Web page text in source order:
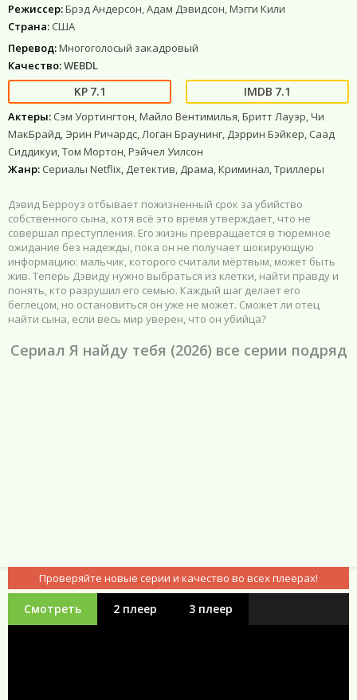
Режиссер:Брэд Андерсон, Адам Дэвидсон, Мэгги Кили
Страна: США
Перевод:Многоголосый закадровый
Качество:WEBDL
7.1 7.1
Актеры: Сэм Уортингтон, Майло Вентимилья, Бритт Лауэр, Чи
МакБрайд, Эрин Ричардс, Логан Браунинг, Дэррин Бэйкер, Саад
Сиддикуи, Том Мортон, Рэйчел Уилсон
Жанр: Сериалы Netflix, Детектив, Драма, Криминал, Триллеры
Дэвид Берроуз отбывает пожизненный срок за убийство
собственного сына, хотя всё это время утверждает, что не
совершал преступления. Его жизнь превращается в тюремное
ожидание без надежды, пока он не получает шокирующую
информацию: мальчик, которого считали мёртвым, может быть
жив. Теперь Дэвиду нужно выбраться из клетки, найти правду и
понять, кто разрушил его семью. Каждый шаг делает его
беглецом, но остановиться он уже не может. Сможет ли отец
найти сына, если весь мир уверен, что он убийца?
Сериал Я найду тебя (2026) все серии подряд
Проверяйте новые серии и качество во всех плеерах!
Смотреть 2 плеер 3 плеер